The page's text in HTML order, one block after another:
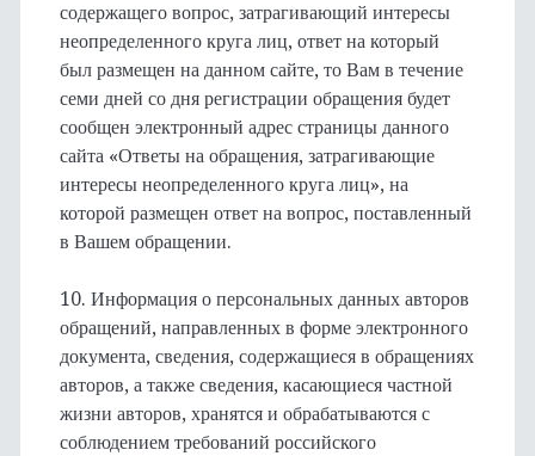
содержащего вопрос, затрагивающий интересы
неопределенного круга лиц, ответ на который
был размещен на данном сайте, то Вам в течение
семи дней со дня регистрации обращения будет
сообщен электронный адрес страницы данного
сайта «Ответы на обращения, затрагивающие
интересы неопределенного круга лиц», на
которой размещен ответ на вопрос, поставленный
в Вашем обращении.
10. Информация о персональных данных авторов
обращений, направленных в форме электронного
документа, сведения, содержащиеся в обращениях
авторов, а также сведения, касающиеся частной
жизни авторов, хранятся и обрабатываются с
соблюдением требований российского